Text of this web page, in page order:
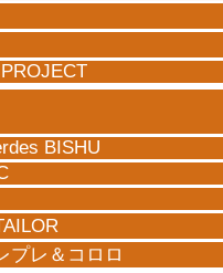
BISHU
プレ＆コロロ